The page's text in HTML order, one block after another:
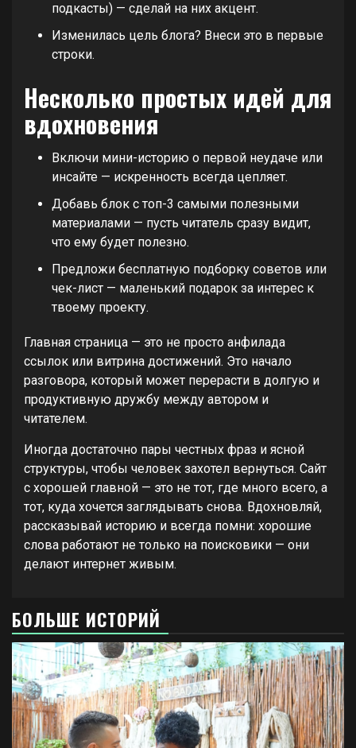
подкасты) — сделай на них акцент.
Изменилась цель блога? Внеси это в первые
строки.
Несколько простых идей для
вдохновения
Включи мини-историю о первой неудаче или
инсайте — искренность всегда цепляет.
Добавь блок с топ-3 самыми полезными
материалами — пусть читатель сразу видит,
что ему будет полезно.
Предложи бесплатную подборку советов или
чек-лист — маленький подарок за интерес к
твоему проекту.
Главная страница — это не просто анфилада
ссылок или витрина достижений. Это начало
разговора, который может перерасти в долгую и
продуктивную дружбу между автором и
читателем.
Иногда достаточно пары честных фраз и ясной
структуры, чтобы человек захотел вернуться. Сайт
с хорошей главной — это не тот, где много всего, а
тот, куда хочется заглядывать снова. Вдохновляй,
рассказывай историю и всегда помни: хорошие
слова работают не только на поисковики — они
делают интернет живым.
БОЛЬШЕ ИСТОРИЙ